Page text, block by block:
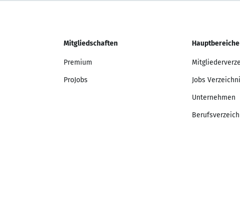
Mitgliedschaften
Premium
ProJobs
Hauptbereiche
Jobs
Unternehmen